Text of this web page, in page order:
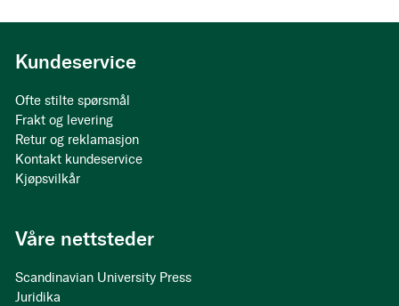
Kundeservice
Ofte stilte spørsmål
Frakt og levering
Retur og reklamasjon
Kontakt kundeservice
Kjøpsvilkår
Våre nettsteder
Scandinavian University Press
Juridika